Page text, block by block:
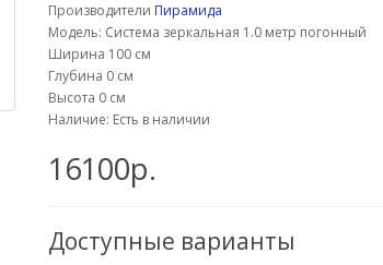
Производители Пирамида
Модель: Система зеркальная 1.0 метр погонный
Ширина 100 см
Глубина 0 см
Высота 0 см
Наличие: Есть в наличии
16100р.
Доступные варианты